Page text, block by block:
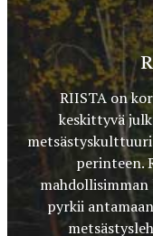
RIISTA on
keskittyvä
perinteen.
mahdollisimman
pyrkii